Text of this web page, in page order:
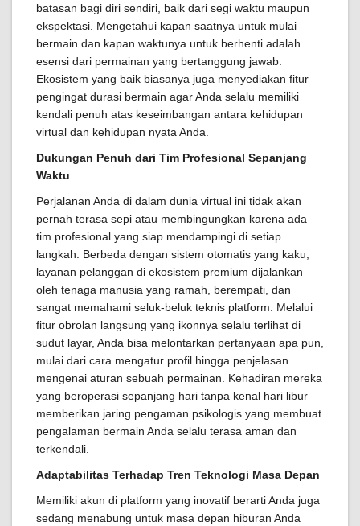
batasan bagi diri sendiri, baik dari segi waktu maupun
ekspektasi. Mengetahui kapan saatnya untuk mulai
bermain dan kapan waktunya untuk berhenti adalah
esensi dari permainan yang bertanggung jawab.
Ekosistem yang baik biasanya juga menyediakan fitur
pengingat durasi bermain agar Anda selalu memiliki
kendali penuh atas keseimbangan antara kehidupan
virtual dan kehidupan nyata Anda.
Dukungan Penuh dari Tim Profesional Sepanjang
Waktu
Perjalanan Anda di dalam dunia virtual ini tidak akan
pernah terasa sepi atau membingungkan karena ada
tim profesional yang siap mendampingi di setiap
langkah. Berbeda dengan sistem otomatis yang kaku,
layanan pelanggan di ekosistem premium dijalankan
oleh tenaga manusia yang ramah, berempati, dan
sangat memahami seluk-beluk teknis platform. Melalui
fitur obrolan langsung yang ikonnya selalu terlihat di
sudut layar, Anda bisa melontarkan pertanyaan apa pun,
mulai dari cara mengatur profil hingga penjelasan
mengenai aturan sebuah permainan. Kehadiran mereka
yang beroperasi sepanjang hari tanpa kenal hari libur
memberikan jaring pengaman psikologis yang membuat
pengalaman bermain Anda selalu terasa aman dan
terkendali.
Adaptabilitas Terhadap Tren Teknologi Masa Depan
Memiliki akun di platform yang inovatif berarti Anda juga
sedang menabung untuk masa depan hiburan Anda